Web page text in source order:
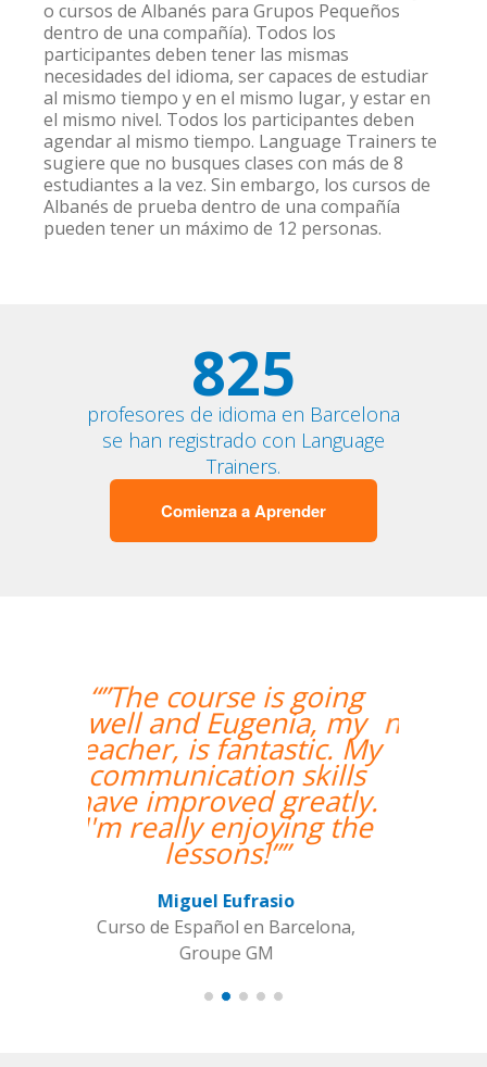
o cursos de Albanés para Grupos Pequeños
dentro de una compañía). Todos los
participantes deben tener las mismas
necesidades del idioma, ser capaces de estudiar
al mismo tiempo y en el mismo lugar, y estar en
el mismo nivel. Todos los participantes deben
agendar al mismo tiempo. Language Trainers te
sugiere que no busques clases con más de 8
estudiantes a la vez. Sin embargo, los cursos de
Albanés de prueba dentro de una compañía
pueden tener un máximo de 12 personas.
825
profesores de idioma en Barcelona
se han registrado con Language
Trainers.
Comienza a Aprender
“”Hemos realizado
nuestra primera clase y
estamos muy
contentos. Nuestra
profesora es una
mujer encantadora,
que nos ha dado una
entretenida.””
Alba Fuertes Simón